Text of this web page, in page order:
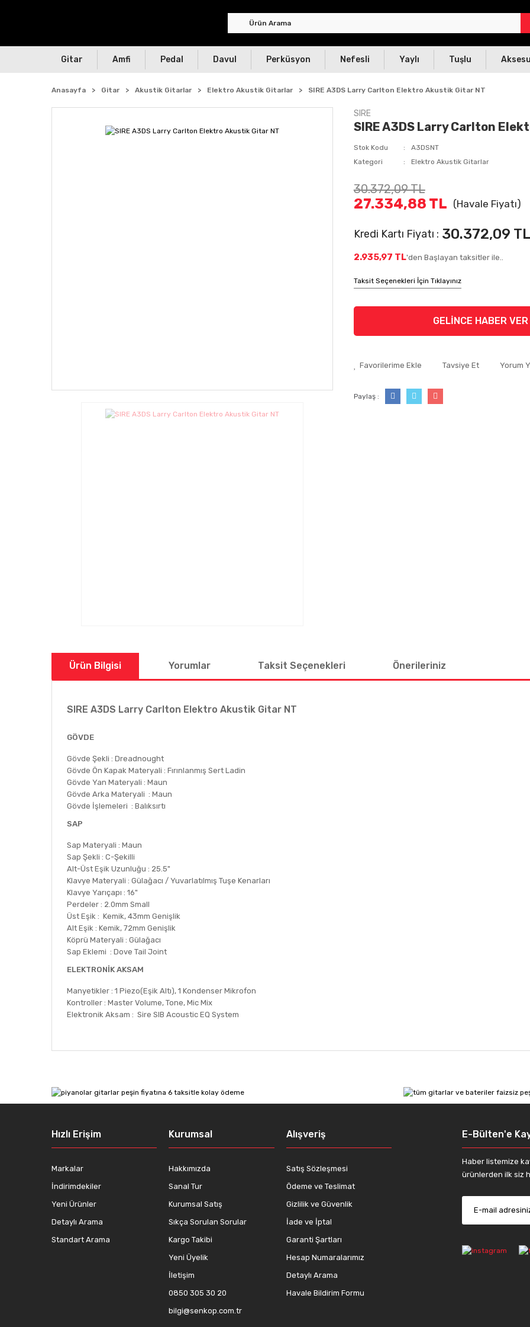
Gitar Amfi Pedal Davul Perküsyon Nefesli Yaylı Tuşlu
Anasayfa Gitar Akustik Gitarlar Elektro Akustik Gitarlar SIRE A3DS Larry Carlton Elektro Akustik Gitar NT
SIRE
SIRE A3DS Larry Carlton
Stok Kodu
A3DSNT
Kategori
Elektro Akustik Gitarlar
30.372,09 TL
27.334,88 TL (Havale Fiyatı)
Kredi Kartı Fiyatı : 30.372,09 TL
2.935,97 TL'den Başlayan taksitler ile..
Taksit Seçenekleri İçin Tıklayınız
GELİNCE HABER VER
Tavsiye Et Yorum
Paylaş :
Ürün Bilgisi Yorumlar Taksit Seçenekleri Önerileriniz
SIRE A3DS Larry Carlton Elektro Akustik Gitar NT
GÖVDE
Gövde Şekli : Dreadnought
Gövde Ön Kapak Materyali : Fırınlanmış Sert Ladin
Gövde Yan Materyali : Maun
Gövde Arka Materyali : Maun
Gövde İşlemeleri : Balıksırtı
SAP
Sap Materyali : Maun
Sap Şekli : C-Şekilli
Alt-Üst Eşik Uzunluğu : 25.5"
Klavye Materyali : Gülağacı / Yuvarlatılmış Tuşe Kenarları
Klavye Yarıçapı : 16"
Perdeler : 2.0mm Small
Üst Eşik : Kemik, 43mm Genişlik
Alt Eşik : Kemik, 72mm Genişlik
Köprü Materyali : Gülağacı
Sap Eklemi : Dove Tail Joint
ELEKTRONİK AKSAM
Manyetikler : 1 Piezo(Eşik Altı), 1 Kondenser Mikrofon
Kontroller : Master Volume, Tone, Mic Mix
Elektronik Aksam : Sire SIB Acoustic EQ System
Yorum Yaz
Görüş ve önerileriniz için teşekkür ederiz.
Ürün açıklamasında eksik bilgiler bulunuyor.
Ürün fiyatı diğer sitelerden daha pahalı.
Hızlı Erişim
Markalar
İndirimdekiler
Yeni Ürünler
Detaylı Arama
Standart Arama
Kurumsal
Hakkımızda
Sanal Tur
Kurumsal Satış
Sıkça Sorulan Sorular
Kargo Takibi
Yeni Üyelik
İletişim
0850 305 30 20
bilgi@senkop.com.tr
Alışveriş
Satış Sözleşmesi
Ödeme ve Teslimat
Gizlilik ve Güvenlik
İade ve İptal
Garanti Şartları
Hesap Numaralarımız
Detaylı Arama
Havale Bildirim Formu
E-Bülten'e
Haber listemize
ürünlerden ilk siz